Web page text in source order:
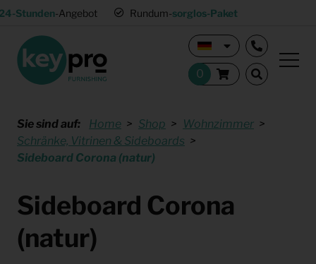
Stunden-Angebot Rundum-sorglos-Paket
Sie sind auf: Home Shop
Wohnzimmer
Schränke, Vitrinen & Sideboards
Sideboard Corona (natur)
Sideboard Corona
(natur)